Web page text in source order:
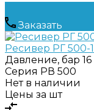
Заказать
Ресивер РГ 500-
Давление, бар 16
Серия РВ 500
Нет в наличии
Цены за шт